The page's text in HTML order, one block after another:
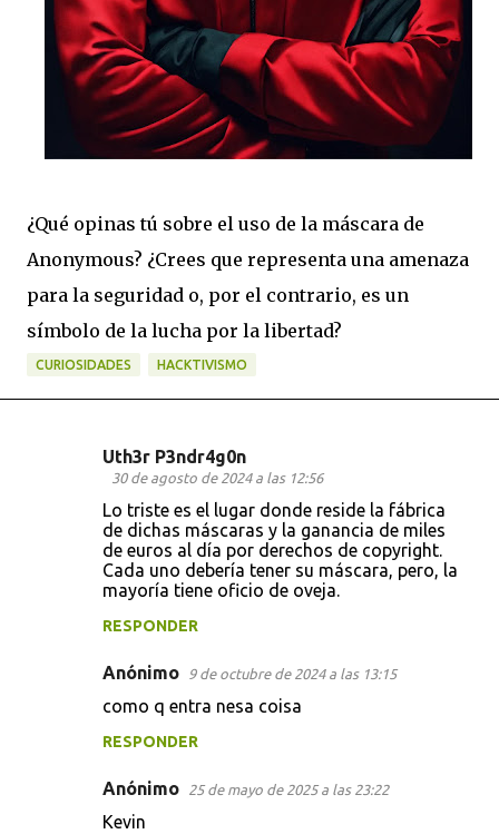
¿Qué opinas tú sobre el uso de la máscara de
Anonymous? ¿Crees que representa una amenaza
para la seguridad o, por el contrario, es un
símbolo de la lucha por la libertad?
CURIOSIDADES HACKTIVISMO
Uth3r P3ndr4g0n
30 de agosto de 2024 a las 12:56
Lo triste es el lugar donde reside la fábrica
de dichas máscaras y la ganancia de miles
de euros al día por derechos de copyright.
Cada uno debería tener su máscara, pero, la
mayoría tiene oficio de oveja.
RESPONDER
Anónimo 9 de octubre de 2024 a las 13:15
como q entra nesa coisa
RESPONDER
Anónimo 25 de mayo de 2025 a las 23:22
Kevin